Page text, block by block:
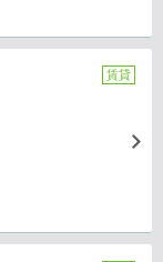
賃貸